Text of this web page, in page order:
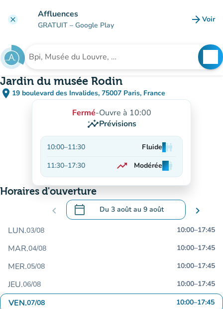
clear Affluences
GRATUIT – Google Play arrow_forward Voir
Rechercher un établissement
Jardin du musée Rodin
place 19 boulevard des Invalides, 75007 Paris, France
(ouvrir dans Google Maps)
(nouvel onglet)
Fermé-Ouvre à 10:00
insightsPrévisions
10:00–11:30 Fluideman
man
man
11:30–17:30 trending_up
En hausse
Modéréeman
man
man
Horaires d'ouverture
chevron_left calendar_today Du 3 aoûtau 9 août
.Ouvrir le calendrier pour changer de
chevron_right
LUN.03/08 10:00–17:45
MAR.04/08 10:00–17:45
MER.05/08 10:00–17:45
JEU.06/08 10:00–17:45
VEN.07/08 10:00–17:45